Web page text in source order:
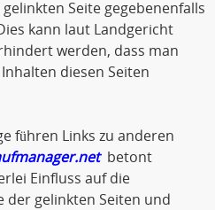
Seite gegebenenfalls
kann laut Landgericht
werden, dass man
diesen Seiten
führen Links zu anderen
betont
Einfluss auf die
der gelinkten Seiten und